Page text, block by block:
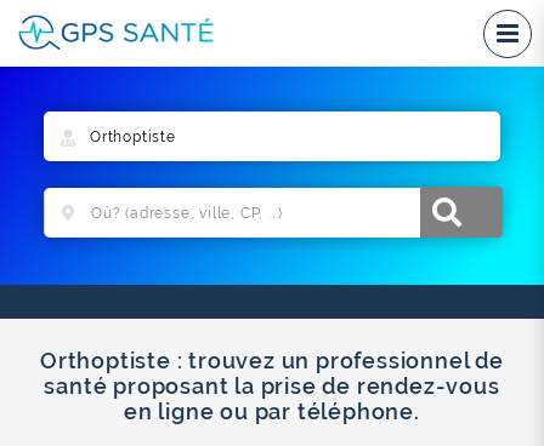
Orthoptiste : trouvez un professionnel de
santé proposant la prise de rendez-vous
en ligne ou par téléphone.